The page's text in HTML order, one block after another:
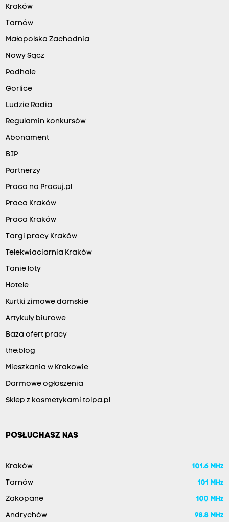
Kraków
Tarnów
Małopolska Zachodnia
Nowy Sącz
Podhale
Gorlice
Ludzie Radia
Regulamin konkursów
Abonament
BIP
Partnerzy
Praca na Pracuj.pl
Praca Kraków
Praca Kraków
Targi pracy Kraków
Telekwiaciarnia Kraków
Tanie loty
Hotele
Kurtki zimowe damskie
Artykuły biurowe
Baza ofert pracy
the:blog
Mieszkania w Krakowie
Darmowe ogłoszenia
Sklep z kosmetykami tolpa.pl
POSŁUCHASZ NAS
Kraków 101.6 MHz
Tarnów 101 MHz
Zakopane 100 MHz
Andrychów 98.8 MHz